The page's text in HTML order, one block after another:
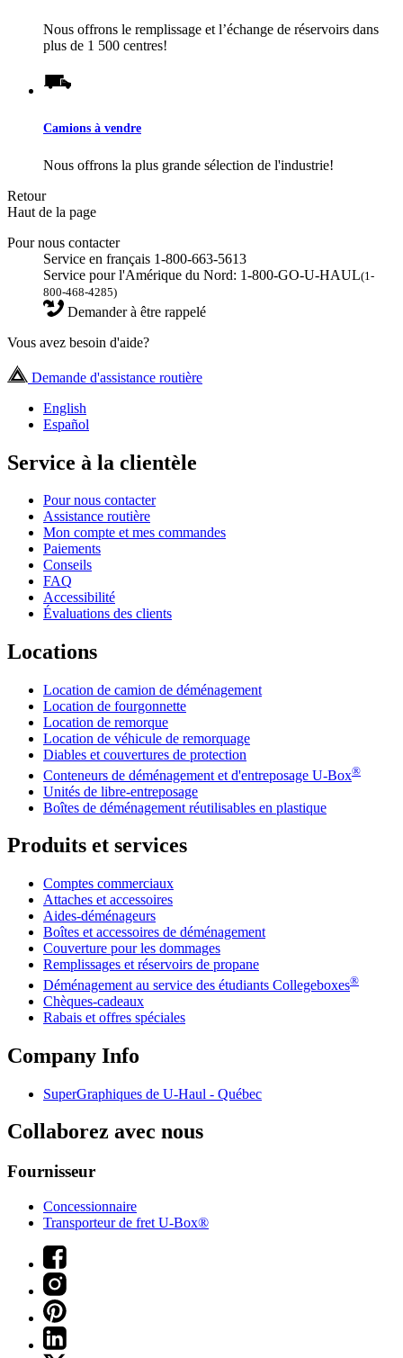
Nous offrons le remplissage et l’échange de réservoirs dans
plus de 1 500 centres!
Camions à vendre
Nous offrons la plus grande sélection de l'industrie!
Retour
Haut de la page
Pour nous contacter
Service en français 1-800-663-5613
Service pour l'Amérique du Nord: 1-800-GO-U-HAUL(1-
800-468-4285)
Demander à être rappelé
Vous avez besoin d'aide?
Demande d'assistance routière
English
Español
Service à la clientèle
Pour nous contacter
Assistance routière
Mon compte et mes commandes
Paiements
Conseils
FAQ
Accessibilité
Évaluations des clients
Locations
Location de camion de déménagement
Location de fourgonnette
Location de remorque
Location de véhicule de remorquage
Diables et couvertures de protection
Conteneurs de déménagement et d'entreposage U-Box®
Unités de libre-entreposage
Boîtes de déménagement réutilisables en plastique
Produits et services
Comptes commerciaux
Attaches et accessoires
Aides-déménageurs
Boîtes et accessoires de déménagement
Couverture pour les dommages
Remplissages et réservoirs de propane
Déménagement au service des étudiants Collegeboxes®
Chèques-cadeaux
Rabais et offres spéciales
Company Info
SuperGraphiques de U-Haul - Québec
Collaborez avec nous
Fournisseur
Concessionnaire
Transporteur de fret U-Box®